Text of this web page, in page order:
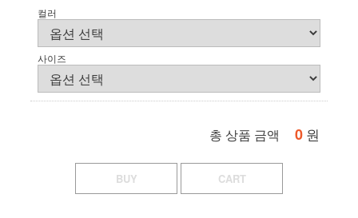
컬러
사이즈
총 상품 금액 0 원
BUY CART